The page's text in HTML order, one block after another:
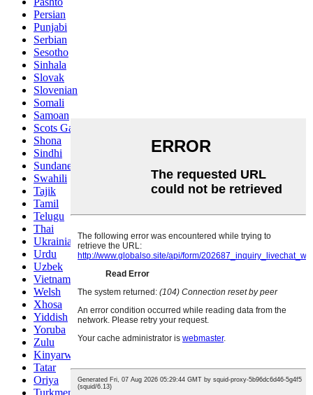
Persian
Punjabi
Serbian
Sesotho
Sinhala
Slovak
Slovenian
Somali
Samoan
Scots Gaelic
Shona
Sindhi
Sundanese
Swahili
Tajik
Tamil
Telugu
Thai
Ukrainian
Urdu
Uzbek
Vietnamese
Welsh
Xhosa
Yiddish
Yoruba
Zulu
Kinyarwanda
Tatar
Oriya
Turkmen